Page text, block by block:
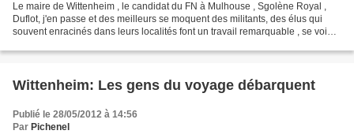
Le maire de Wittenheim , le candidat du FN à Mulhouse , Sgolène Royal ,
Duflot, j'en passe et des meilleurs se moquent des militants, des élus qui
souvent enracinés dans leurs localités font un travail remarquable , se voient
Wittenheim: Les gens du voyage débarquent
Publié le 28/05/2012 à 14:56
Par Pichenel